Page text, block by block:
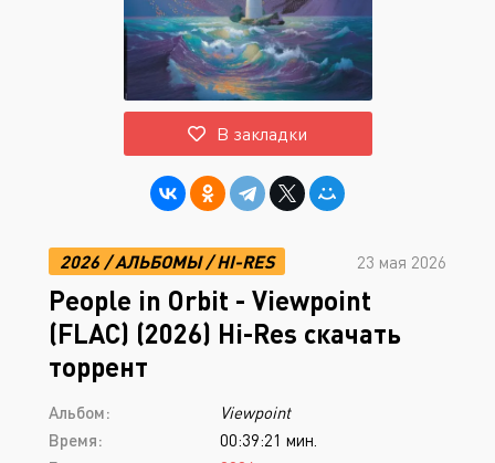
Запомнить
ВОЙТИ НА САЙТ
Восстановить пароль
Или войти через
В закладки
2026 /АЛЬБОМЫ/HI-RES 23 мая 2026
People in Orbit - Viewpoint
(FLAC) (2026) Hi-Res скачать
торрент
Альбом:
Viewpoint
Время:
00:39:21 мин.